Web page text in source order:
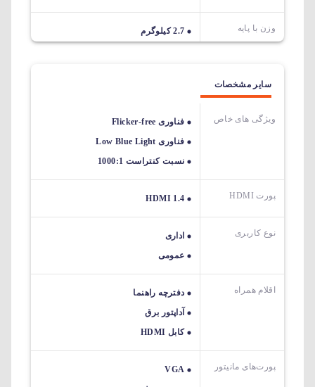
وزن با پایه 2.7 کیلوگرم
سایر مشخصات
ویژگی های خاص
فناوری Flicker-free
فناوری Low Blue Light
نسبت کنتراست 1000:1
پورت HDMI HDMI 1.4
نوع کاربری
اداری
عمومی
اقلام همراه
دفترچه راهنما
آداپتور برق
کابل HDMI
پورت‌های مانیتور
VGA